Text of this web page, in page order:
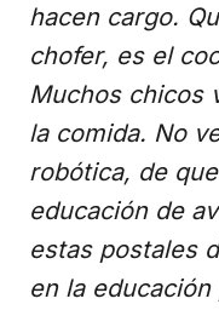
hacen cargo.
chofer, es el
Muchos chicos
la comida. No
robótica, de
educación de
estas postales
en la educación